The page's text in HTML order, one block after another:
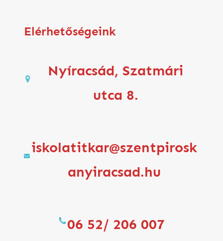
Elérhetőségeink
Nyíracsád, Szatmári
utca 8.
iskolatitkar@szentpirosk
anyiracsad.hu
06 52/ 206 007